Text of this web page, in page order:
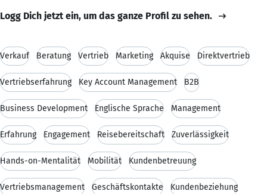
Logg Dich jetzt ein, um das ganze Profil zu sehen.
Verkauf Beratung Vertrieb Marketing Akquise Direktvertrieb
Vertriebserfahrung Key Account Management B2B
Business Development Englische Sprache Management
Erfahrung Engagement Reisebereitschaft Zuverlässigkeit
Hands-on-Mentalität Mobilität Kundenbetreuung
Vertriebsmanagement Geschäftskontakte Kundenbeziehung